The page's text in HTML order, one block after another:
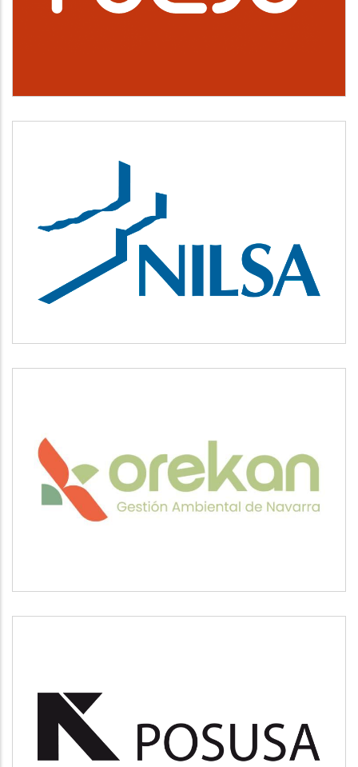
Cultura, deporte y ocio
NILSA
Medio ambiente
OREKAN
Medio ambiente
Medio ambiente